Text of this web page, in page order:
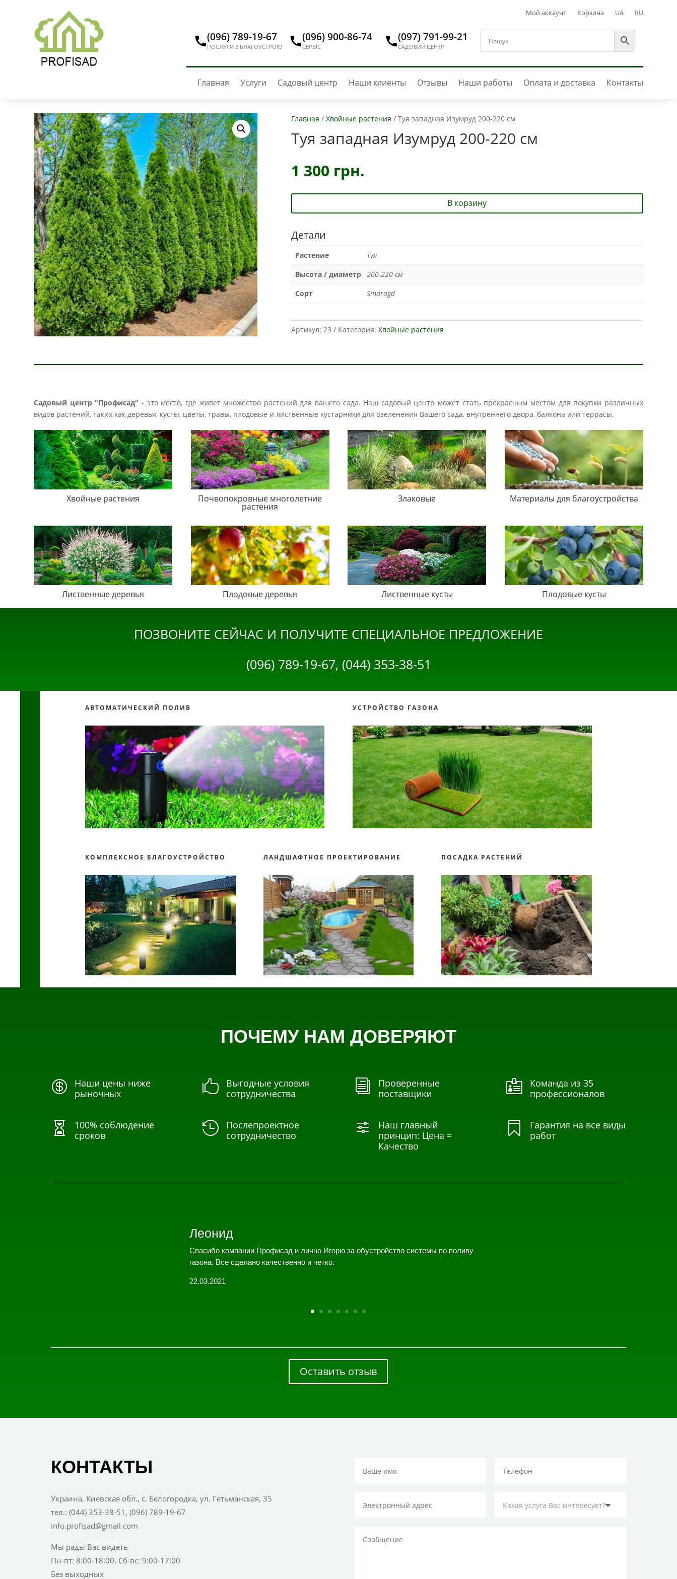
Мой аккаунт Корзина UA RU
(096) 789-19-67
ПОСЛУГИ З БЛАГОУСТРОЮ
(096) 900-86-74
СЕРВІС
(097) 791-99-21
САДОВИЙ ЦЕНТР
Главная Услуги Садовый центр Наши клиенты Отзывы Наши работы Оплата и доставка Контакты
Главная / Хвойные растения / Туя западная Изумруд 200-220 см
Туя западная Изумруд 200-220 см
1 300 грн.
В корзину
Детали
Растение
Туя
Высота / диаметр 200-220 см
Сорт
Smaragd
Артикул: 23 Категория: Хвойные растения
Садовый центр "Профисад" - это место, где живет множество растений для вашего сада. Наш садовый центр может стать прекрасным местом для покупки различных
видов растений, таких как деревья, кусты, цветы, травы, плодовые и лиственные кустарники для озеленения Вашего сада, внутреннего двора, балкона или террасы.
Хвойные растения Почвопокровные многолетние
растения
Злаковые Материалы для благоустройства
Лиственные деревья Плодовые деревья Лиственные кусты Плодовые кусты
ПОЗВОНИТЕ СЕЙЧАС И ПОЛУЧИТЕ СПЕЦИАЛЬНОЕ ПРЕДЛОЖЕНИЕ
(096) 789-19-67, (044) 353-38-51
АВТОМАТИЧЕСКИЙ ПОЛИВ УСТРОЙСТВО ГАЗОНА
КОМПЛЕКСНОЕ БЛАГОУСТРОЙСТВО ЛАНДШАФТНОЕ ПРОЕКТИРОВАНИЕ ПОСАДКА РАСТЕНИЙ
ПОЧЕМУ НАМ ДОВЕРЯЮТ

Наши цены ниже
рыночных

100% соблюдение
сроков

Выгодные условия
сотрудничества

Послепроектное
сотрудничество
i
Проверенные
поставщики
f
Наш главный
принцип: Цена =
Качество

Команда из 35
профессионалов

Гарантия на все виды
работ
Леонид
Спасибо компании Профисад и лично Игорю за обустройство системы по поливу
газона. Все сделано качественно и четко.
22.03.2021
Оставить отзыв
КОНТАКТЫ
Украина, Киевская обл., с. Белогородка, ул. Гетьманская, 35
тел.: (044) 353-38-51, (096) 789-19-67
info.profisad@gmail.com
Мы рады Вас видеть
Пн-пт: 8:00-18:00, Сб-вс: 9:00-17:00
Без выходных